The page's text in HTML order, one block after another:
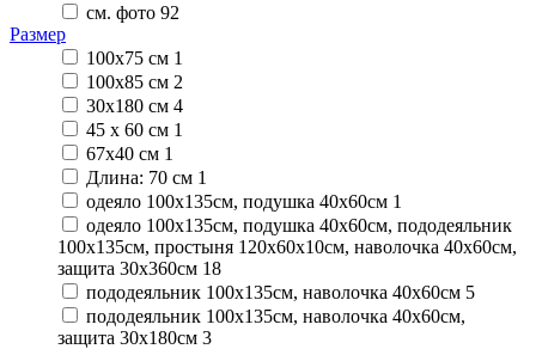
см. фото 92
Размер
100х75 см 1
100х85 см 2
30х180 см 4
45 х 60 см 1
67х40 см 1
Длина: 70 см 1
одеяло 100x135cм, подушка 40x60см 1
одеяло 100x135cм, подушка 40x60см, пододеяльник
100x135см, простыня 120х60х10см, наволочка 40x60см,
защита 30х360см 18
пододеяльник 100х135см, наволочка 40х60см 5
пододеяльник 100х135см, наволочка 40х60см,
защита 30х180см 3